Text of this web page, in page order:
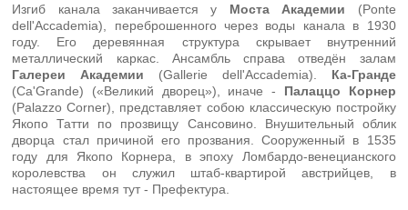
Изгиб канала заканчивается у Моста Академии (Ponte
dell'Accademia), переброшенного через воды канала в 1930
году. Его деревянная структура скрывает внутренний
металлический каркас. Ансамбль справа отведён залам
Галереи Академии (Gallerie dell'Accademia). Ка-Гранде
(Ca'Grande) («Великий дворец»), иначе - Палаццо Корнер
(Palazzo Corner), представляет собою классическую постройку
Якопо Татти по прозвищу Сансовино. Внушительный облик
дворца стал причиной его прозвания. Сооруженный в 1535
году для Якопо Корнера, в эпоху Ломбардо-венецианского
королевства он служил штаб-квартирой австрийцев, в
настоящее время тут - Префектура.